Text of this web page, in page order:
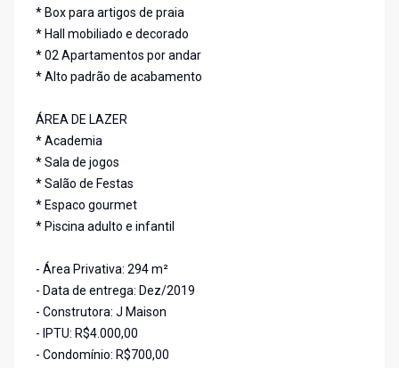
* Box para artigos de praia
* Hall mobiliado e decorado
* 02 Apartamentos por andar
* Alto padrão de acabamento
ÁREA DE LAZER
* Academia
* Sala de jogos
* Salão de Festas
* Espaco gourmet
* Piscina adulto e infantil
- Área Privativa: 294 m²
- Data de entrega: Dez/2019
- Construtora: J Maison
- IPTU: R$4.000,00
- Condomínio: R$700,00